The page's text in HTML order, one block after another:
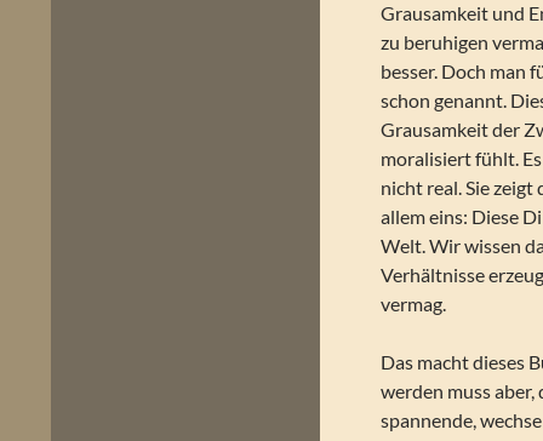
Grausamkeit und
zu beruhigen
besser. Doch man
schon genannt.
Grausamkeit der
moralisiert fühlt.
nicht real. Sie
allem eins: Diese
Welt. Wir wissen
Verhältnisse
vermag.
Das macht dieses
werden muss
spannende,